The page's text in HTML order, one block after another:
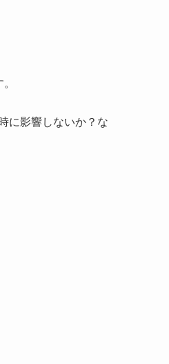
に影響しないか？な